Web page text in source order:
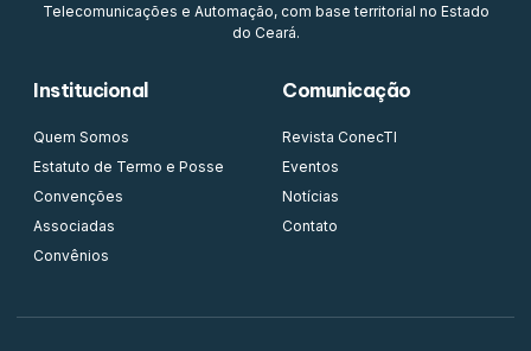
Telecomunicações e Automação, com base territorial no Estado
do Ceará.
Institucional
Quem Somos
Estatuto de Termo e Posse
Convenções
Associadas
Convênios
Comunicação
Revista ConecTI
Eventos
Notícias
Contato